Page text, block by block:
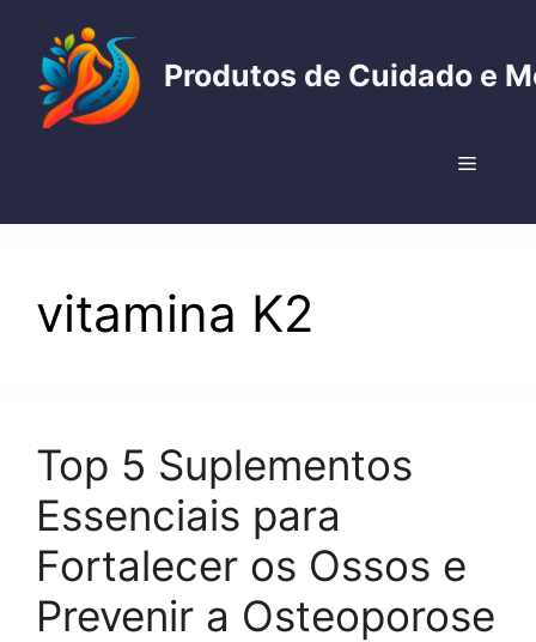
conteúdo
Produtos de Cuidado e
Menu
vitamina K2
Top 5 Suplementos
Essenciais para
Fortalecer os Ossos e
Prevenir a Osteoporose